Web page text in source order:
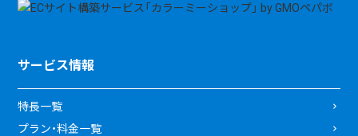
サービス情報
特長一覧
プラン・料金一覧